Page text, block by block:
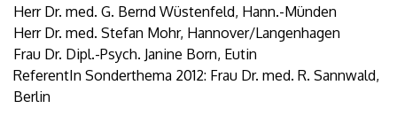
Herr Dr. med. G. Bernd Wüstenfeld, Hann.-Münden
Herr Dr. med. Stefan Mohr, Hannover/Langenhagen
Frau Dr. Dipl.-Psych. Janine Born, Eutin
ReferentIn Sonderthema 2012: Frau Dr. med. R. Sannwald,
Berlin